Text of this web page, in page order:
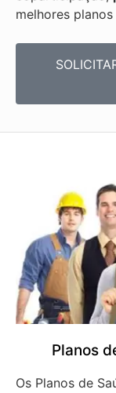
melhores
Planos
Os Planos de